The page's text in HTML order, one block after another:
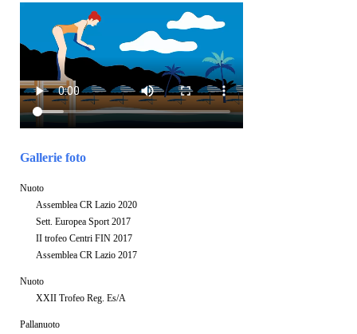
Gallerie foto
Nuoto
Assemblea CR Lazio 2020
Sett. Europea Sport 2017
II trofeo Centri FIN 2017
Assemblea CR Lazio 2017
Nuoto
XXII Trofeo Reg. Es/A
Pallanuoto